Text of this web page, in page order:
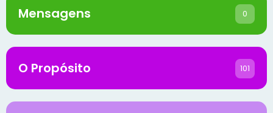
Mensagens 0
O Propósito 101